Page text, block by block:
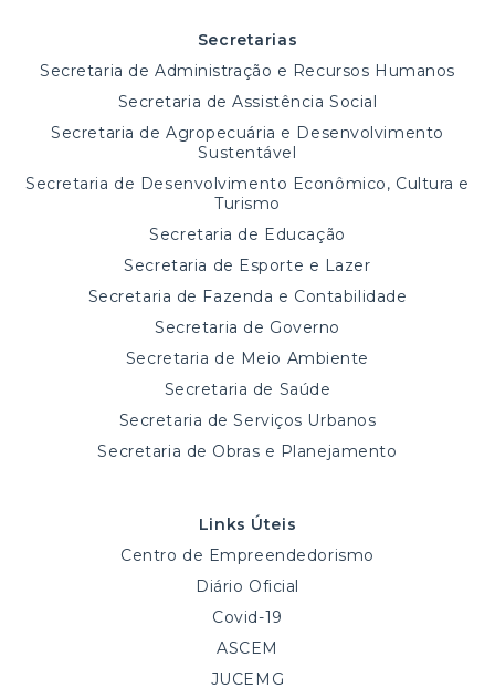
Secretarias
Secretaria de Administração e Recursos Humanos
Secretaria de Assistência Social
Secretaria de Agropecuária e Desenvolvimento
Sustentável
Secretaria de Desenvolvimento Econômico, Cultura e
Turismo
Secretaria de Educação
Secretaria de Esporte e Lazer
Secretaria de Fazenda e Contabilidade
Secretaria de Governo
Secretaria de Meio Ambiente
Secretaria de Saúde
Secretaria de Serviços Urbanos
Secretaria de Obras e Planejamento
Links Úteis
Centro de Empreendedorismo
Diário Oficial
Covid-19
ASCEM
JUCEMG